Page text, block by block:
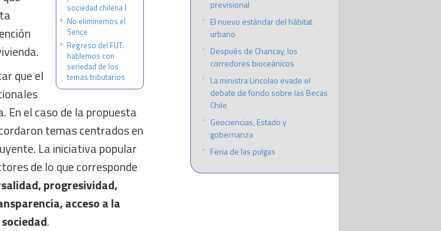
sociedad chilena I
No eliminemos el
Sence
Regreso del FUT:
hablemos con
seriedad de los
temas tributarios
que el
En el caso de la propuesta
temas centrados en
La iniciativa popular
de lo que corresponde
progresividad,
acceso a la
.
previsional
El nuevo estándar del hábitat
urbano
Después de Chancay, los
corredores bioceánicos
La ministra Lincolao evade el
debate de fondo sobre las Becas
Chile
Geociencias, Estado y
gobernanza
Feria de las pulgas